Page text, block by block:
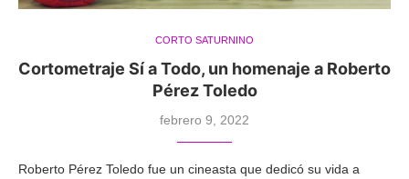
CORTO SATURNINO
Cortometraje Sí a Todo, un homenaje a Roberto
Pérez Toledo
febrero 9, 2022
Roberto Pérez Toledo fue un cineasta que dedicó su vida a